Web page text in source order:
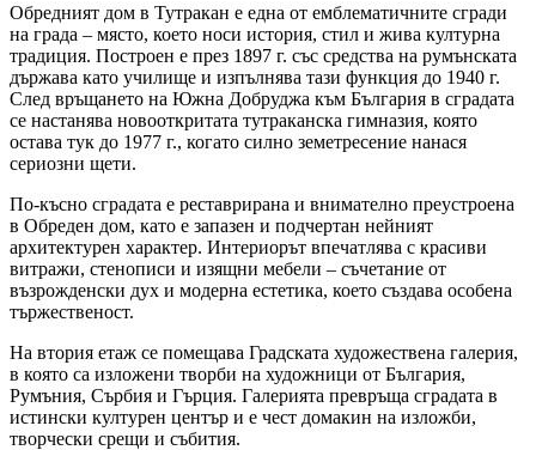
Обредният дом в Тутракан е една от емблематичните сгради
на града – място, което носи история, стил и жива културна
традиция. Построен е през 1897 г. със средства на румънската
държава като училище и изпълнява тази функция до 1940 г.
След връщането на Южна Добруджа към България в сградата
се настанява новооткритата тутраканска гимназия, която
остава тук до 1977 г., когато силно земетресение нанася
сериозни щети.
По-късно сградата е реставрирана и внимателно преустроена
в Обреден дом, като е запазен и подчертан нейният
архитектурен характер. Интериорът впечатлява с красиви
витражи, стенописи и изящни мебели – съчетание от
възрожденски дух и модерна естетика, което създава особена
тържественост.
На втория етаж се помещава Градската художествена галерия,
в която са изложени творби на художници от България,
Румъния, Сърбия и Гърция. Галерията превръща сградата в
истински културен център и е чест домакин на изложби,
творчески срещи и събития.